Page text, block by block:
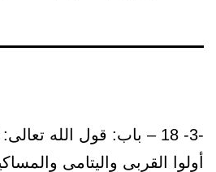
-3-
18 – باب: قول الله
أولوا القربى واليتامى